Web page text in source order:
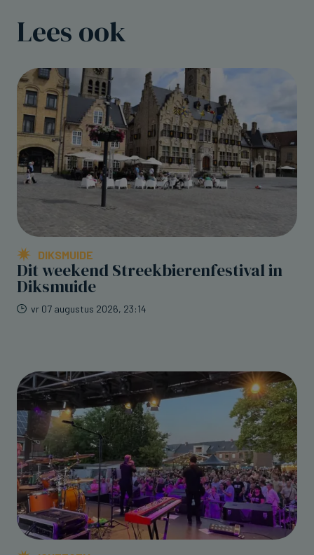
Lees ook
DIKSMUIDE
Dit weekend Streekbierenfestival in
Diksmuide
vr 07 augustus 2026, 23:14